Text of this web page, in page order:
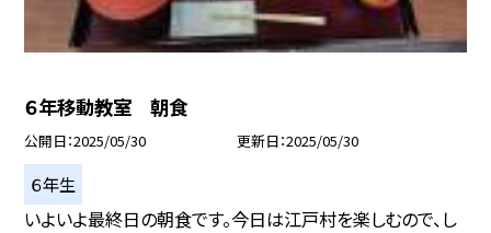
６年移動教室 朝食
公開日 2025/05/30 更新日 2025/05/30
６年生
いよいよ最終日の朝食です。今日は江戸村を楽しむので、し